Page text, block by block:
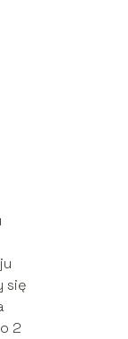
się
2